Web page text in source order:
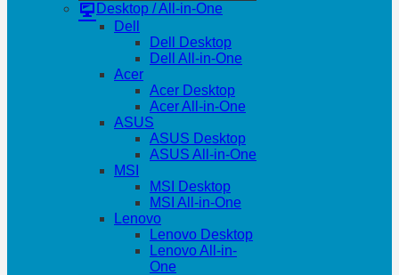
Desktop / All-in-One
Dell
Dell Desktop
Dell All-in-One
Acer
Acer Desktop
Acer All-in-One
ASUS
ASUS Desktop
ASUS All-in-One
MSI
MSI Desktop
MSI All-in-One
Lenovo
Lenovo Desktop
Lenovo All-in-
One